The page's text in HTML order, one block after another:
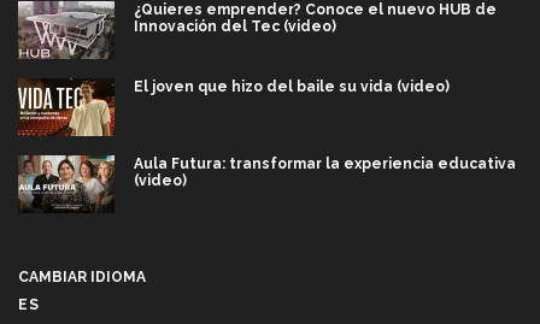
¿Quieres emprender? Conoce el nuevo HUB de
Innovación del Tec (video)
El joven que hizo del baile su vida (video)
Aula Futura: transformar la experiencia educativa
(video)
CAMBIAR IDIOMA
ES